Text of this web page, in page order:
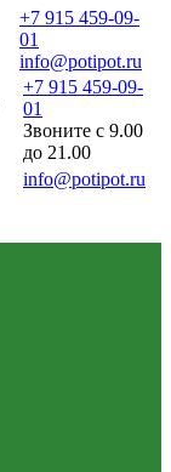
+7 915 459-09-
01
info@potipot.ru
+7 915 459-09-
01
Звоните с 9.00
до 21.00
info@potipot.ru